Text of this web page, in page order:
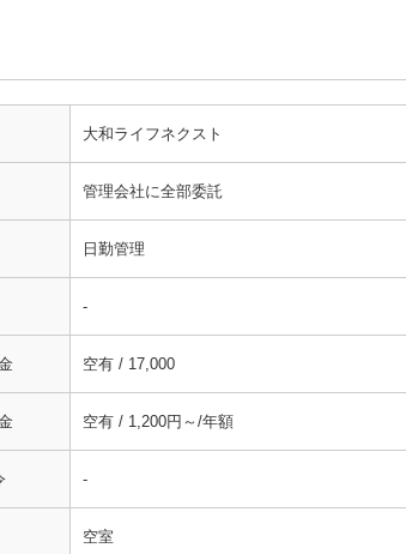
大和ライフネクスト
管理会社に全部委託
日勤管理
-
空有 / 17,000
空有 / 1,200円～/年額
-
空室